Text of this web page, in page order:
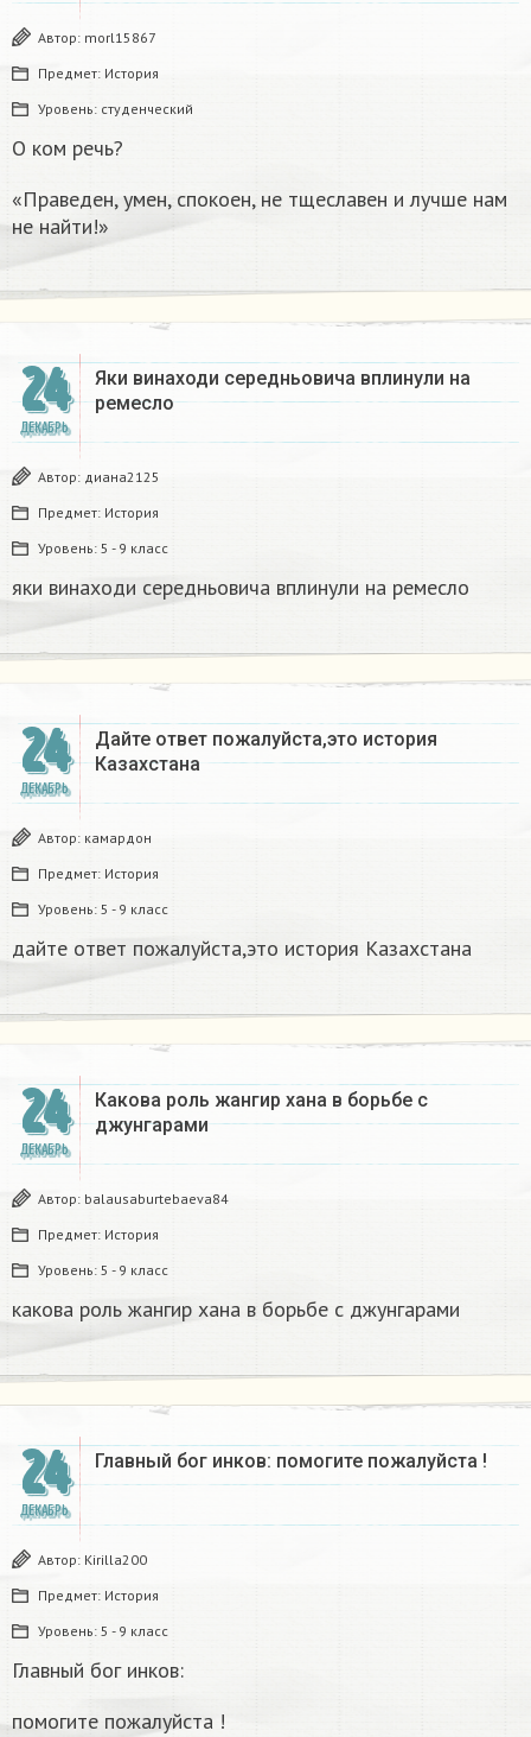
Автор: morl15867
Предмет: История
Уровень: студенческий
О ком речь?
«Праведен, умен, спокоен, не тщеславен и лучше нам
не найти!»
24
ДЕКАБРЬ
Яки винаходи середньовича вплинули на
ремесло
Автор: диана2125
Предмет: История
Уровень: 5 - 9 класс
яки винаходи середньовича вплинули на ремесло
24
ДЕКАБРЬ
Дайте ответ пожалуйста,это история
Казахстана
Автор: камардон
Предмет: История
Уровень: 5 - 9 класс
дайте ответ пожалуйста,это история Казахстана
24
ДЕКАБРЬ
Какова роль жангир хана в борьбе с
джунгарами​
Автор: balausaburtebaeva84
Предмет: История
Уровень: 5 - 9 класс
какова роль жангир хана в борьбе с джунгарами​
24
ДЕКАБРЬ
Главный бог инков: помогите пожалуйста !
Автор: Kirilla200
Предмет: История
Уровень: 5 - 9 класс
Главный бог инков:
помогите пожалуйста !